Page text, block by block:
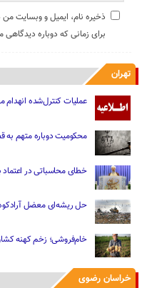
ذخیره نام، ایمیل و وبسایت من
برای زمانی که دوباره
تهران
عملیات کنترل‌شده انهدام
محکومیت دوباره متهم به
خطای محاسباتی در
حل ریشه‌ای معضل آرادکوه
خام‌فروشی؛ زخم کهنه
خراسان رضوی